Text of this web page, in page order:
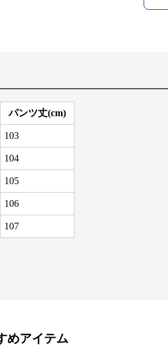
パンツ丈(cm)
103
104
105
106
107
めアイテム